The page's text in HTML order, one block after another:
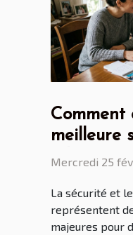
Comment
meilleure
Mercredi 25
La sécurité et
représentent
majeures pour